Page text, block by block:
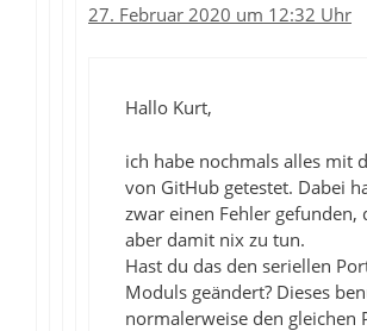
27. Februar 2020 um 12:32 Uhr
Hallo Kurt,
ich habe nochmals alles mit
von GitHub getestet. Dabei
zwar einen Fehler gefunden,
aber damit nix zu tun.
Hast du das den seriellen
Moduls geändert? Dieses
normalerweise den gleichen